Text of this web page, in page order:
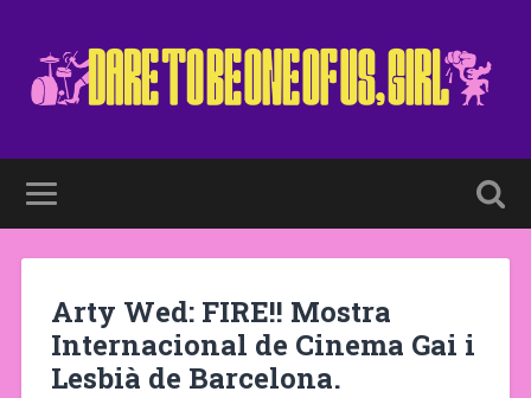
Arty Wed: FIRE!! Mostra
Internacional de Cinema Gai i
Lesbià de Barcelona.